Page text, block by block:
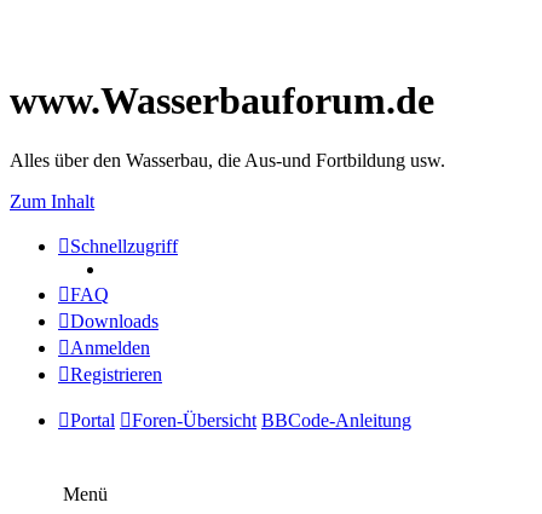
www.Wasserbauforum.de
Alles über den Wasserbau, die Aus-und Fortbildung usw.
Zum Inhalt
Schnellzugriff
FAQ
Downloads
Anmelden
Registrieren
Portal Foren-Übersicht BBCode-Anleitung
Menü